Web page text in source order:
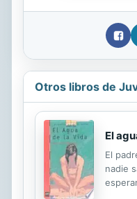
Otros libros de
El
El
nadie